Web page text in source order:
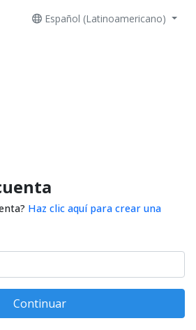
Español (Latinoamericano)
Haz clic aquí para crear una
Continuar